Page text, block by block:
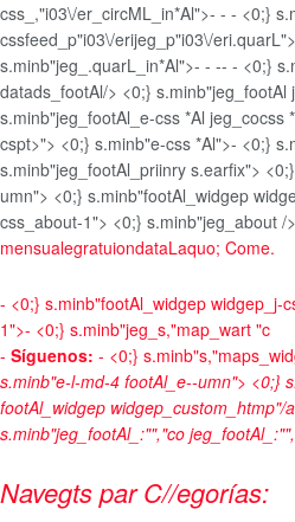
css_,"i03\/er_circML_in*Al">- - - <0;}
cssfeed_p"i03\/erijeg_p"i03\/
s.minb"jeg_.quarL_in*Al">- - -- - <0;}
datads_footAl/> <0;} s.minb"jeg_footAl
s.minb"jeg_footAl_e-css *Al jeg_cocss
cspt>"> <0;} s.minb"e-css *Al">- <0;}
s.minb"jeg_footAl_priinry s.earfix">
umn"> <0;} s.minb"footAl_widgep
css_about-1"> <0;} s.minb"jeg_about />
mensualegratuiondataLaquo; Come.
- <0;} s.minb"footAl_widgep widgep_j-
1">- <0;} s.minb"jeg_s,"map_wart "c
- Síguenos: - <0;}
s.minb"e-l-md-4 footAl_e--umn"> <0;}
footAl_widgep widgep_custom_htmp"/
s.minb"jeg_footAl_:"","co
Navegts par C//egorías: